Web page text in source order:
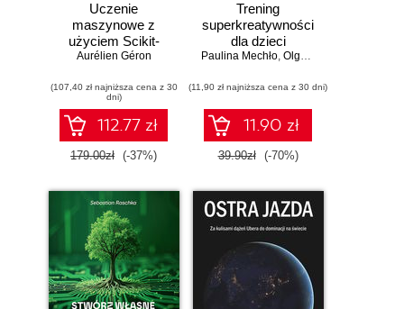
Uczenie
maszynowe z
użyciem Scikit-
Learn, Keras i
Wydanie III
Aurélien Géron
(107,40 zł najniższa cena z 30
dni)
112.77 zł
179.00zł (-37%)
Trening
superkreatywności
dla dzieci
Paulina Mechło, Olga Geppert
(11,90 zł najniższa cena z 30 dni)
11.90 zł
39.90zł (-70%)